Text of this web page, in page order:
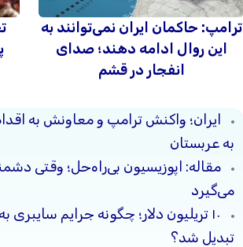
ترامپ: حاکمان ایران نمی‌توانند به
این روال ادامه دهند؛ صدای
انفجار در قشم
ایران؛ واکنش ترامپ و معاونش به
به عربستان
مقاله: اپوزیسیون بی‌راه‌حل؛ وقتی
می‌گیرد
۱۰ تریلیون دلار؛ چگونه جرایم
تبدیل شد؟